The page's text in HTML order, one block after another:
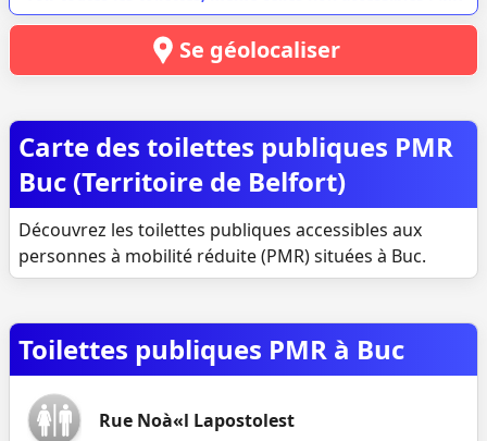
Se géolocaliser
Carte des toilettes publiques PMR
Buc (Territoire de Belfort)
Découvrez les toilettes publiques accessibles aux
personnes à mobilité réduite (PMR) situées à Buc.
Toilettes publiques PMR à Buc
Rue Noà«l Lapostolest